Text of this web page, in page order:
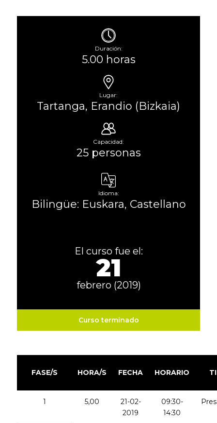
Duración:
5.00 horas
Lugar:
Tartanga, Erandio (Bizkaia)
Capacidad:
25 personas
Idioma:
Bilingüe: Euskara, Castellano
El curso fue el:
21
febrero (2019)
Curso terminado
FASE/S HORA/S FECHA HORARIO
1 5,00
21-02-
2019
09:30-
14:30